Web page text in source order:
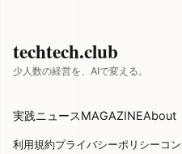
techtech.club
少人数の経営を、AIで変える。
実践ニュースMAGAZINEAbout
利用規約プライバシーポリシーコ